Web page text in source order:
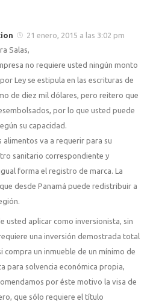
21 enero, 2015 a las 3:02 pm
Salas,
no requiere usted ningún monto
Ley se estipula en las escrituras de
de diez mil dólares, pero reitero que
por lo que usted puede
su capacidad.
alimentos va a requerir para su
sanitario correspondiente y
forma el registro de marca. La
desde Panamá puede redistribuir a
usted aplicar como inversionista, sin
una inversión demostrada total
compra un inmueble de un mínimo de
para solvencia económica propia,
por éste motivo la visa de
que sólo requiere el título